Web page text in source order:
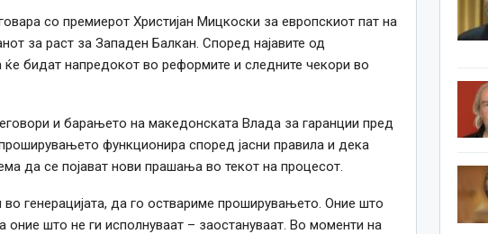
со премиерот Христијан Мицкоски за европскиот пат на
за раст за Западен Балкан. Според најавите од
ќе бидат напредокот во реформите и следните чекори во
и барањето на македонската Влада за гаранции пред
функционира според јасни правила и дека
да се појават нови прашања во текот на процесот.
генерацијата, да го оствариме проширувањето. Оние што
оние што не ги исполнуваат – заостануваат. Во моменти на